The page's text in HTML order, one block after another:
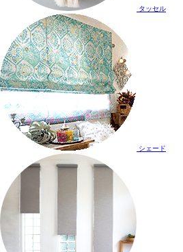
タッセル
シェード